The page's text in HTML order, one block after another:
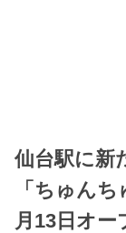
仙台駅に新
「ちゅん
月13日オー